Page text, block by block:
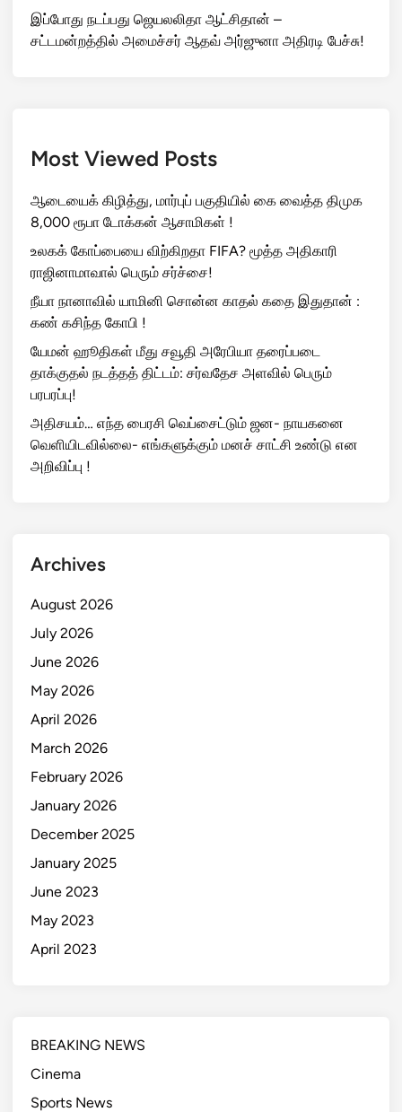
இப்போது நடப்பது ஜெயலலிதா ஆட்சிதான் –
சட்டமன்றத்தில் அமைச்சர் ஆதவ் அர்ஜுனா அதிரடி பேச்சு!
Most Viewed Posts
ஆடையைக் கிழித்து, மார்புப் பகுதியில் கை வைத்த திமுக
8,000 ரூபா டோக்கன் ஆசாமிகள் !
உலகக் கோப்பையை விற்கிறதா FIFA? மூத்த அதிகாரி
ராஜினாமாவால் பெரும் சர்ச்சை!
நீயா நானாவில் யாமினி சொன்ன காதல் கதை இதுதான் :
கண் கசிந்த கோபி !
யேமன் ஹூதிகள் மீது சவூதி அரேபியா தரைப்படை
தாக்குதல் நடத்தத் திட்டம்: சர்வதேச அளவில் பெரும்
பரபரப்பு!
அதிசயம்… எந்த பைரசி வெப்சைட்டும் ஜன- நாயகனை
வெளியிடவில்லை- எங்களுக்கும் மனச் சாட்சி உண்டு என
அறிவிப்பு !
Archives
August 2026
July 2026
June 2026
May 2026
April 2026
March 2026
February 2026
January 2026
December 2025
January 2025
June 2023
May 2023
April 2023
BREAKING NEWS
Cinema
Sports News